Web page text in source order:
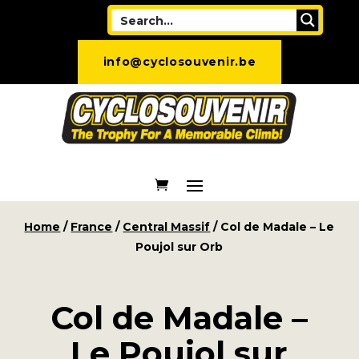
info@cyclosouvenir.be
Home / France / Central Massif / Col de Madale – Le
Poujol sur Orb
Col de Madale –